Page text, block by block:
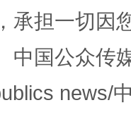
承担一切因
中国公众传
news/